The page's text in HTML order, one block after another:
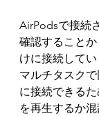
AirPodsで接続
確認すること
けに接続して
マルチタスク
に接続できる
を再生するか